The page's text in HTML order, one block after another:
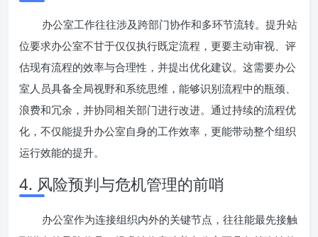
办公室工作往往涉及跨部门协作和多环节流转。提升站
位要求办公室不甘于仅仅执行既定流程，更要主动审视、评
估现有流程的效率与合理性，并提出优化建议。这需要办公
室人员具备全局视野和系统思维，能够识别流程中的瓶颈、
浪费和冗余，并协同相关部门进行改进。通过持续的流程优
化，不仅能提升办公室自身的工作效率，更能带动整个组织
运行效能的提升。
4. 风险预判与危机管理的前哨
办公室作为连接组织内外的关键节点，往往能最先接触